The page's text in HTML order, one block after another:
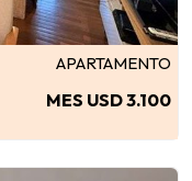
APARTAMENTO
MES USD 3.100